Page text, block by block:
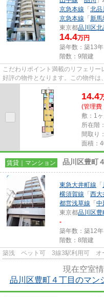
京急本線 「 北品
京急本線 「 新馬
東京都品川区北
14.4万円
築年数：築13年
階数：9階建
こだわりポイント満載のリフェリ
好評の物件となります。この物件
駅が2駅あり、行き先に応じて...
14.4
(管理費
敷：1
所在階
間取り
面積：
賃貸｜マンション 品川区豊町
東急大井町線 「
横須賀線 「 西大
都営浅草線 「 中
東京都品川区豊
-
築年数：築12年
階数：8階建
築浅 ペット可 3線3駅利用可 オ
現在空室
品川区豊町４丁目のマン